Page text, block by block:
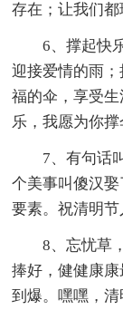
存在；让我们都
6、撑起快
迎接爱情的雨
福的伞，享受
乐，我愿为你撑
7、有句话
个美事叫傻汉
要素。祝清明节
8、忘忧草
捧好，健健康
到爆。嘿嘿，清